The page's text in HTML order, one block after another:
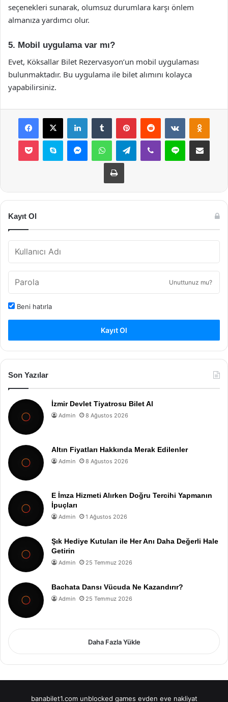
seçenekleri sunarak, olumsuz durumlara karşı önlem
almanıza yardımcı olur.
5. Mobil uygulama var mı?
Evet, Köksallar Bilet Rezervasyon’un mobil uygulaması
bulunmaktadır. Bu uygulama ile bilet alımını kolayca
yapabilirsiniz.
Facebook
X LinkedInTumblr PinterestReddit VKontakte
Pocket Skype MessengerWhatsAppTelegramViber Line E-Posta ile
Yazdır
Kayıt Ol
Unuttunuz mu?
Beni hatırla
Kayıt Ol
Son Yazılar
İzmir Devlet Tiyatrosu Bilet Al
Admin 8 Ağustos 2026
Altın Fiyatları Hakkında Merak Edilenler
Admin 8 Ağustos 2026
E İmza Hizmeti Alırken Doğru Tercihi Yapmanın
İpuçları
Admin 1 Ağustos 2026
Şık Hediye Kutuları ile Her Anı Daha Değerli Hale
Getirin
Admin 25 Temmuz 2026
Bachata Dansı Vücuda Ne Kazandırır?
Admin 25 Temmuz 2026
Daha Fazla Yükle
banabilet1.com unblocked games evden eve nakliyat